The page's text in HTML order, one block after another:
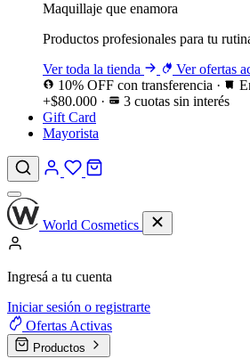
Maquillaje que enamora
Productos profesionales para tu
Ver toda la tienda
Ver ofertas
10% OFF con transferencia ·
+$80.000 ·
3 cuotas sin interés
Gift Card
Mayorista
World Cosmetics
Ingresá a tu cuenta
Iniciar sesión o registrarte
Ofertas Activas
Productos